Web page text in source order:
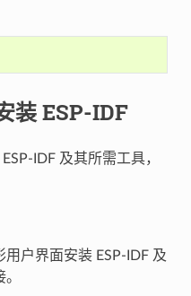
装 ESP-IDF
IDF 及其所需工具，
户界面安装 ESP-IDF 及